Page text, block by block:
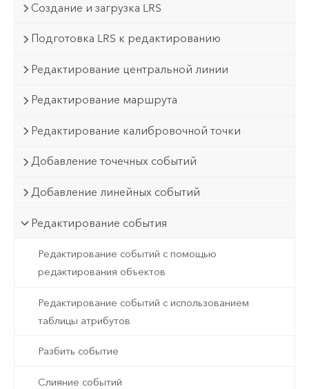
Создание и загрузка LRS
Подготовка LRS к редактированию
Редактирование центральной линии
Редактирование маршрута
Редактирование калибровочной точки
Добавление точечных событий
Добавление линейных событий
Редактирование события
Редактирование событий с помощью
редактирования объектов
Редактирование событий с использованием
таблицы атрибутов
Разбить событие
Слияние событий